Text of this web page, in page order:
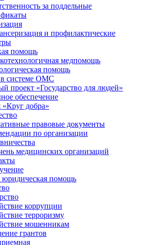
за поддельные
и профилактические
помощь
медпомощь
помощь
системе ОМС
проект «Государство для людей»
обеспечение
добра»
правовые документы
по организации
медицинских организаций
юридическая помощь
коррупции
терроризму
мошенникам
грантов